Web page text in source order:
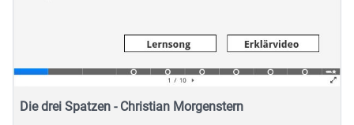
Die drei Spatzen - Christian Morgenstern